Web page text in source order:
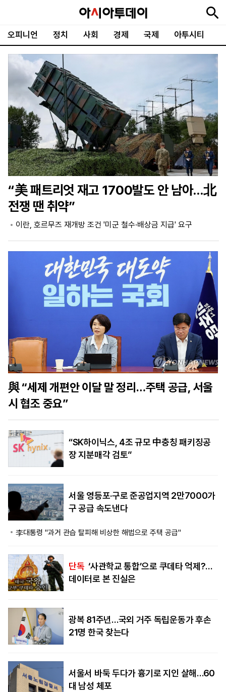
오피니언 정치 사회 경제 국제 아투시티
뉴
최
속
정
사
경
국
오
언
피
아
티
문
스
포
츠
포
ENGLISH
中
文
Tiếng
Việt
지
면
기
신
문
독
후
원
기
제
보
시
회
사
개
앱
설
학
동
문
골
프
“美 패트리엇 재고 1700발도 안 남아…北
전쟁 땐 취약”
이란, 호르무즈 재개방 조건 '미군 철수·배상금 지급' 요구
與 “세제 개편안 이달 말 정리…주택 공급, 서울
시 협조 중요”
“SK하이닉스, 4조 규모 中충칭 패키징공
장 지분매각 검토”
서울 영등포·구로 준공업지역 2만7000가
구 공급 속도낸다
李대통령 "과거 관습 탈피해 비상한 해법으로 주택 공급"
단독 ‘사관학교 통합’으로 쿠데타 억제?…
데이터로 본 진실은
광복 81주년…국외 거주 독립운동가 후손
21명 한국 찾는다
서울서 바둑 두다가 흉기로 지인 살해…60
대 남성 체포